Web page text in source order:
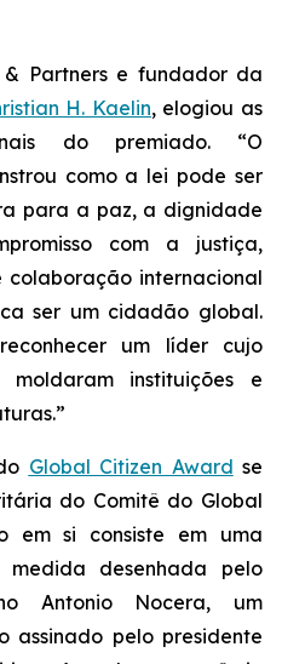
Partners e fundador da
H. Kaelin, elogiou as
do premiado. “O
como a lei pode ser
para a paz, a dignidade
com a justiça,
internacional
ser um cidadão global.
um líder cujo
instituições e
Global Citizen Award se
do Comitê do Global
em si consiste em uma
medida desenhada pelo
Antonio Nocera, um
assinado pelo presidente